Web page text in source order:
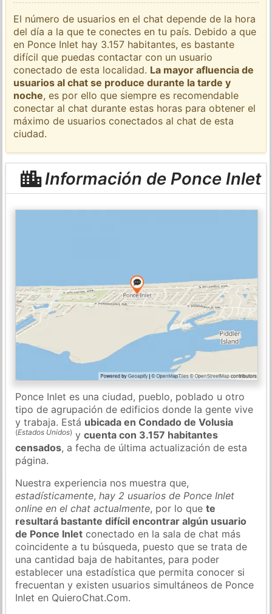
El número de usuarios en el chat depende de la hora
del día a la que te conectes en tu país. Debido a que
en Ponce Inlet hay 3.157 habitantes, es bastante
difícil que puedas contactar con un usuario
conectado de esta localidad. La mayor afluencia de
usuarios al chat se produce durante la tarde y
noche, es por ello que siempre es recomendable
conectar al chat durante estas horas para obtener el
máximo de usuarios conectados al chat de esta
ciudad.
Información de Ponce Inlet
Ponce Inlet es una ciudad, pueblo, poblado u otro
tipo de agrupación de edificios donde la gente vive
y trabaja. Está ubicada en Condado de Volusia
(Estados Unidos) ycuenta con 3.157 habitantes
censados, a fecha de última actualización de esta
página.
Nuestra experiencia nos muestra que,
estadísticamente,hay 2 usuarios de Ponce Inlet
online en el chat actualmente, por lo quete
resultará bastante difícil encontrar algún usuario
de Ponce Inlet conectado en la sala de chat más
coincidente a tu búsqueda, puesto que se trata de
una cantidad baja de habitantes, para poder
establecer una estadística que permita conocer si
frecuentan y existen usuarios simultáneos de Ponce
Inlet en QuieroChat.Com.